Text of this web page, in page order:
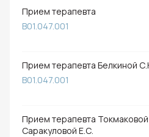
Прием терапевта
B01.047.001
Прием терапевта Белкиной
B01.047.001
Прием терапевта
Саракуловой Е.С.